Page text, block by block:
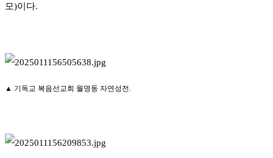
모)이다.
▲ 기독교 복음선교회 월명동 자연성전.